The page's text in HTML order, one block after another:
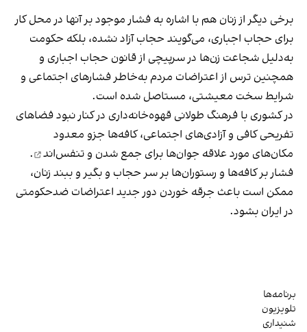
برخی دیگر از زنان هم با اشاره به فشار موجود بر آنها در محل کار
برای حجاب اجباری، می‌گویند حجاب آزاد نشده، بلکه حکومت
به‌دلیل شجاعت زن‌ها در سرپیچی از قانون حجاب اجباری و
همچنین ترس از اعتراضات مردم به‌خاطر فشارهای اجتماعی و
شرایط سخت معیشتی، مستاصل شده است.
در کشوری با فرهنگ طولانی قهوه‌‌خانه‌داری در کنار نبود فضاهای
تفریحی کافی و آزادی‌های اجتماعی، کافه‌ها جزو معدود
مکان‌های مورد علاقه جوان‌ها برای جمع شدن و تنفس‌اند
.
فشار بر کافه‌ها و رستوران‌ها بر سر حجاب و بگیر و ببند زنان،
ممکن است باعث جرقه خوردن دور جدید اعتراضات ضدحکومتی
در ایران بشود.
برنامه‌ها
تلویزیون
شنیداری